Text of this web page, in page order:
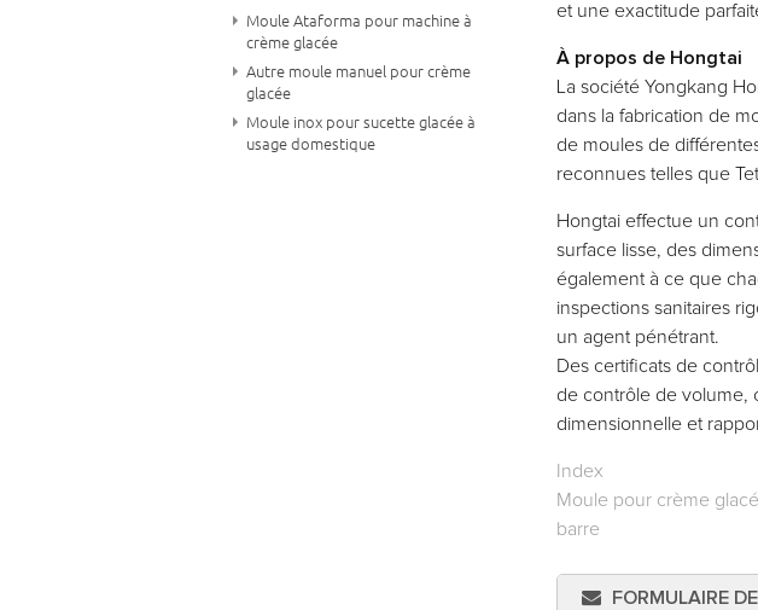
et une exactitude
À propos de Hongtai
La société Yongkang
dans la fabrication de
de moules de
reconnues telles que
Hongtai effectue un
surface lisse, des
également à ce que
inspections sanitaires
un agent pénétrant.
Des certificats de
de contrôle de volume,
dimensionnelle et
Index
Moule pour crème
barre
FORMULAIRE
Moule Ataforma pour machine à
crème glacée
Autre moule manuel pour crème
glacée
Moule inox pour sucette glacée à
usage domestique